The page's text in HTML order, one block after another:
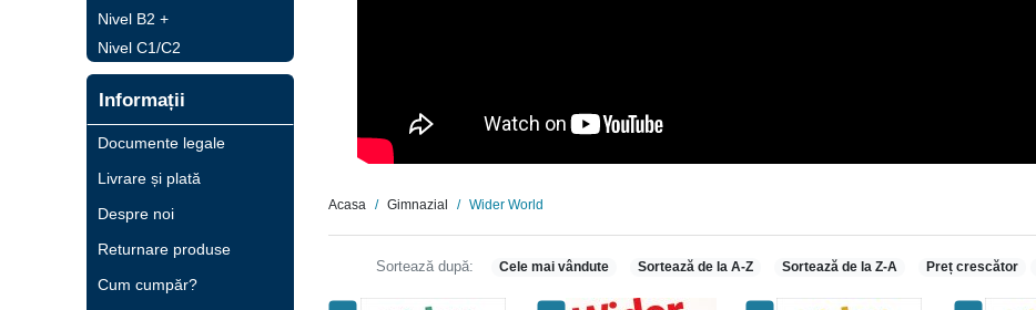
Nivel B2 +
Nivel C1/C2
Informații
Documente legale
Livrare și plată
Despre noi
Returnare produse
Cum cumpăr?
Acasa Gimnazial Wider World
Sortează după: Cele mai vândute Sortează de la A-Z Sortează de la Z-A Preț crescător